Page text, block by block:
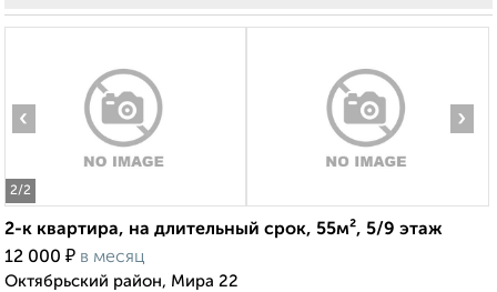
2/2
‹ ›
2-к квартира, на длительный срок, 55м², 5/9 этаж
12 000 ₽ в месяц
Октябрьский район, Мира 22